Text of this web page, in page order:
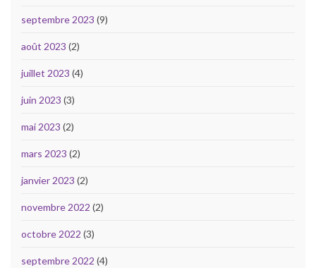
septembre 2023 (9)
août 2023 (2)
juillet 2023 (4)
juin 2023 (3)
mai 2023 (2)
mars 2023 (2)
janvier 2023 (2)
novembre 2022 (2)
octobre 2022 (3)
septembre 2022 (4)